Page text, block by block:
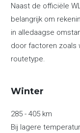
Naast de officiële
belangrijk om
in alledaagse
door factoren zoals
routetype.
Winter
285 - 405 km
Bij lagere